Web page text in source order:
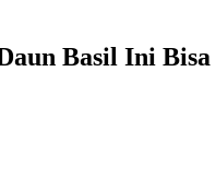
Basil Ini